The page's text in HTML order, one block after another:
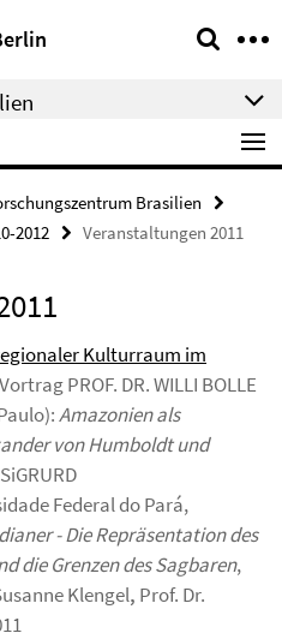
Brasilien
2012 Veranstaltungen 2011
Kulturraum im
PROF. DR. WILLI BOLLE
Amazonien als
von Humboldt und
Federal do Pará,
- Die Repräsentation des
die Grenzen des Sagbaren,
Klengel, Prof. Dr.